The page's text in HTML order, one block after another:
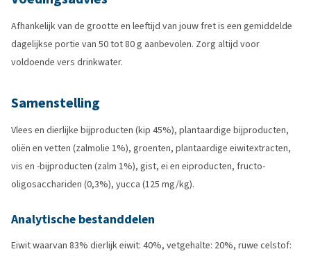
Afhankelijk van de grootte en leeftijd van jouw fret is een gemiddelde
dagelijkse portie van 50 tot 80 g aanbevolen. Zorg altijd voor
voldoende vers drinkwater.
Samenstelling
Vlees en dierlijke bijproducten (kip 45%), plantaardige bijproducten,
oliën en vetten (zalmolie 1%), groenten, plantaardige eiwitextracten,
vis en -bijproducten (zalm 1%), gist, ei en eiproducten, fructo-
oligosacchariden (0,3%), yucca (125 mg/kg).
Analytische bestanddelen
Eiwit waarvan 83% dierlijk eiwit: 40%, vetgehalte: 20%, ruwe celstof: